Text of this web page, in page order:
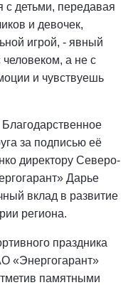
с детьми, передавая
и девочек,
игрой, - явный
человеком, а не с
и чувствуешь
за подписью её
директору Северо-
Дарье
вклад в развитие
региона.
праздника
«Энергогарант»
памятными